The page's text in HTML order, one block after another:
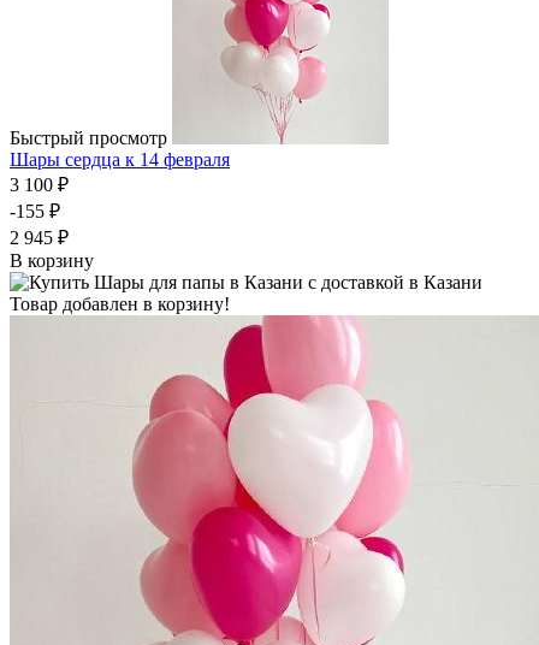
Быстрый просмотр
Шары сердца к 14 февраля
3 100 ₽
-155 ₽
2 945 ₽
В корзину
Товар добавлен в корзину!